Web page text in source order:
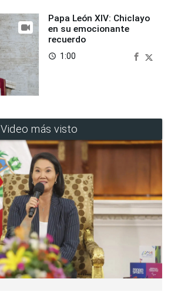
Papa León XIV: Chiclayo
en su emocionante
recuerdo
access_time 1:00
Video más visto